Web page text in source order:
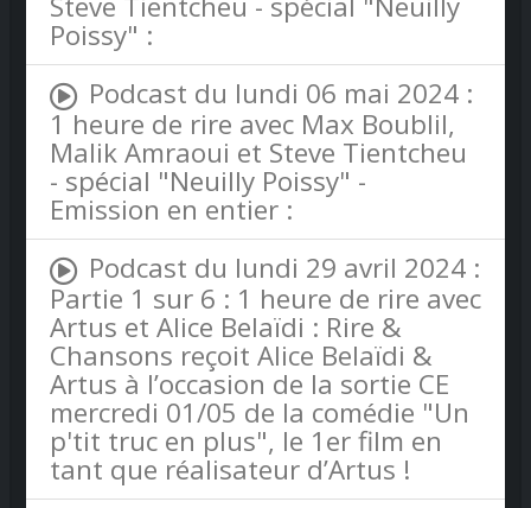
Poissy" :
Podcast du lundi 06 mai 2024 :
1 heure de rire avec Max Boublil,
Malik Amraoui et Steve Tientcheu
- spécial "Neuilly Poissy" -
Emission en entier :
Podcast du lundi 29 avril 2024 :
Partie 1 sur 6 : 1 heure de rire avec
Artus et Alice Belaïdi : Rire &
Chansons reçoit Alice Belaïdi &
Artus à l’occasion de la sortie CE
mercredi 01/05 de la comédie "Un
p'tit truc en plus", le 1er film en
tant que réalisateur d’Artus !